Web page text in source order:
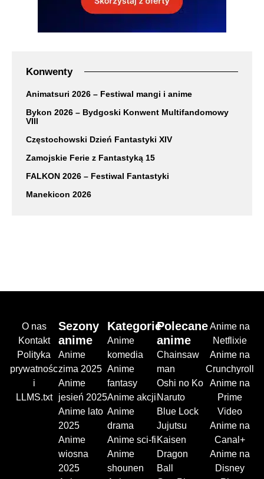
Konwenty
Animatsuri 2026 – Festiwal mangi i anime
Bykon 2026 – Bydgoski Konwent Multifandomowy
VIII
Częstochowski Dzień Fantastyki XIV
Zamojskie Ferie z Fantastyką 15
FALKON 2026 – Festiwal Fantastyki
Manekicon 2026
O nas
Kontakt
Polityka
prywatnośc
i
LLMS.txt
Sezony
anime
Anime
zima 2025
Anime
jesień 2025
Anime lato
2025
Anime
wiosna
2025
Kategorie
Anime
komedia
Anime
fantasy
Anime akcji
Anime
drama
Anime sci-fi
Anime
shounen
Polecane
anime
Chainsaw
man
Oshi no Ko
Naruto
Blue Lock
Jujutsu
Kaisen
Dragon
Ball
Anime na
Netflixie
Anime na
Crunchyroll
Anime na
Prime
Video
Anime na
Canal+
Anime na
Disney